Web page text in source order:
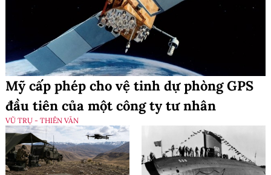
Mỹ cấp phép cho vệ tinh dự phòng GPS
đầu tiên của một công ty tư nhân
VŨ TRỤ - THIÊN VĂN